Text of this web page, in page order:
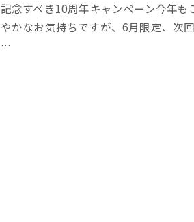
記念すべき10周年キャンペーン今年
やかなお気持ちですが、6月限定、次
…